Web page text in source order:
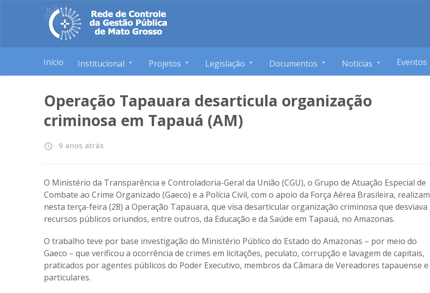
Início Institucional Projetos Legislação Documentos Notícias Eventos
Operação Tapauara desarticula organização
criminosa em Tapauá (AM)
access_time 9 anos atrás
O Ministério da Transparência e Controladoria-Geral da União (CGU), o Grupo de Atuação Especial de
Combate ao Crime Organizado (Gaeco) e a Polícia Civil, com o apoio da Força Aérea Brasileira, realizam
nesta terça-feira (28) a Operação Tapauara, que visa desarticular organização criminosa que desviava
recursos públicos oriundos, entre outros, da Educação e da Saúde em Tapauá, no Amazonas.
O trabalho teve por base investigação do Ministério Público do Estado do Amazonas – por meio do
Gaeco – que verificou a ocorrência de crimes em licitações, peculato, corrupção e lavagem de capitais,
praticados por agentes públicos do Poder Executivo, membros da Câmara de Vereadores tapauense e
particulares.